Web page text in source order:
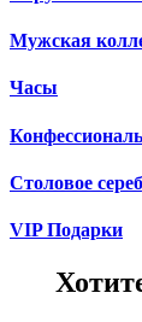
Мужская
Часы
Столовое
VIP Подарки